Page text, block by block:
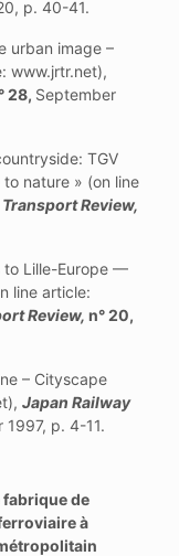
p. 40-41.
urban image –
www.jrtr.net),
28, September
TGV
nature » (on line
Review,
to Lille-Europe —
line article:
Review, n° 20,
– Cityscape
Japan Railway
1997, p. 4-11.
fabrique de
à